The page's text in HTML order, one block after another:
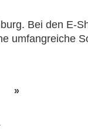
Bei den E-
umfangreiche
»